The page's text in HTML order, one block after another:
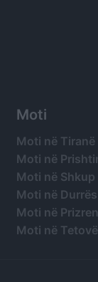
Moti
Moti në Tiranë
Moti në
Moti në Shkup
Moti në Durrës
Moti në Prizren
Moti në Tetovë